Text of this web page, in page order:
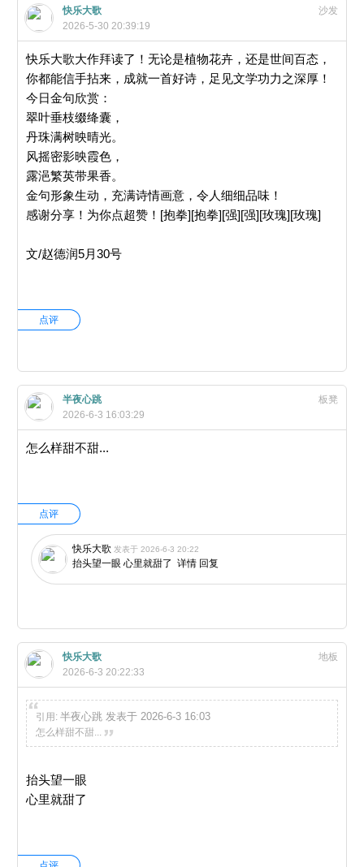
沙发
快乐大歌
2026-5-30 20:39:19
快乐大歌大作拜读了！无论是植物花卉，还是世间百态，
你都能信手拈来，成就一首好诗，足见文学功力之深厚！
今日金句欣赏：
翠叶垂枝缀绛囊，
丹珠满树映晴光。
风摇密影映霞色，
露浥繁英带果香。
金句形象生动，充满诗情画意，令人细细品味！
感谢分享！为你点超赞！[抱拳][抱拳][强][强][玫瑰][玫瑰]
文/赵德润5月30号
点评
板凳
半夜心跳
2026-6-3 16:03:29
怎么样甜不甜...
点评
快乐大歌 发表于 2026-6-3 20:22
抬头望一眼 心里就甜了 详情 回复
地板
快乐大歌
2026-6-3 20:22:33
引用:半夜心跳 发表于 2026-6-3 16:03
怎么样甜不甜...
抬头望一眼
心里就甜了